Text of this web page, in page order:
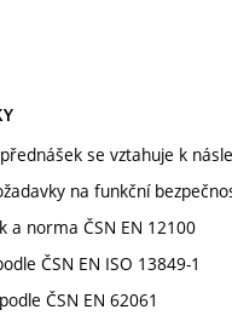
se vztahuje k
na funkční
a norma ČSN EN 12100
ČSN EN ISO 13849-1
ČSN EN 62061